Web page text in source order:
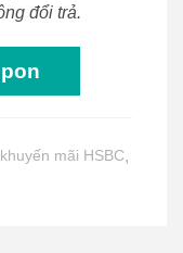
đổi trả.
mãi HSBC,